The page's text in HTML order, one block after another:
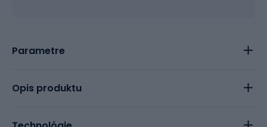
Parametre
Opis produktu